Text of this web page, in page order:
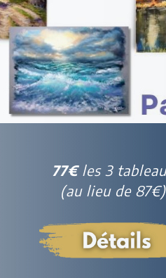
77€les 3
(au lieu de 87€)